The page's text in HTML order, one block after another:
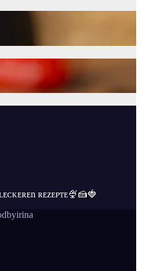
ʀᴇᴢᴇᴘᴛᴇ🍨🍰🍓